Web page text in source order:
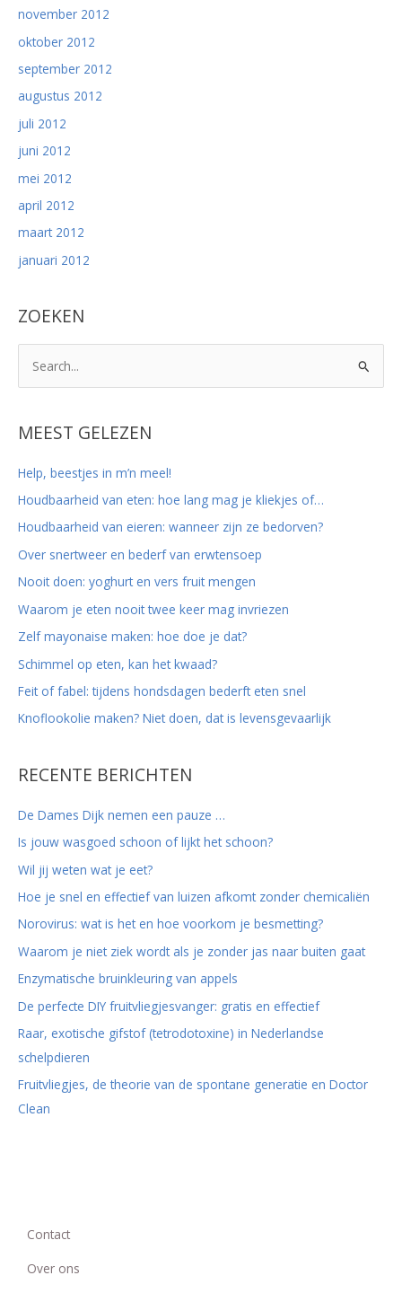
november 2012
oktober 2012
september 2012
augustus 2012
juli 2012
juni 2012
mei 2012
april 2012
maart 2012
januari 2012
ZOEKEN
k
a
a
r
:
MEEST GELEZEN
Help, beestjes in m’n meel!
Houdbaarheid van eten: hoe lang mag je kliekjes of…
Houdbaarheid van eieren: wanneer zijn ze bedorven?
Over snertweer en bederf van erwtensoep
Nooit doen: yoghurt en vers fruit mengen
Waarom je eten nooit twee keer mag invriezen
Zelf mayonaise maken: hoe doe je dat?
Schimmel op eten, kan het kwaad?
Feit of fabel: tijdens hondsdagen bederft eten snel
Knoflookolie maken? Niet doen, dat is levensgevaarlijk
RECENTE BERICHTEN
De Dames Dijk nemen een pauze …
Is jouw wasgoed schoon of lijkt het schoon?
Wil jij weten wat je eet?
Hoe je snel en effectief van luizen afkomt zonder chemicaliën
Norovirus: wat is het en hoe voorkom je besmetting?
Waarom je niet ziek wordt als je zonder jas naar buiten gaat
Enzymatische bruinkleuring van appels
De perfecte DIY fruitvliegjesvanger: gratis en effectief
Raar, exotische gifstof (tetrodotoxine) in Nederlandse
schelpdieren
Fruitvliegjes, de theorie van de spontane generatie en Doctor
Clean
Contact
Over ons